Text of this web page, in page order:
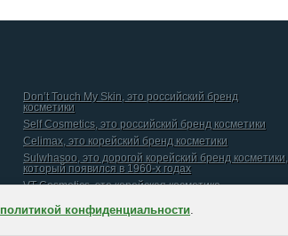
Don’t Touch My Skin, это российский бренд
косметики
Self Cosmetics, это российский бренд косметики
Celimax, это корейский бренд косметики
Sulwhasoo, это дорогой корейский бренд косметики,
который появился в 1960-х годах
VT Cosmetics, это корейская косметика
политикой конфиденциальности.